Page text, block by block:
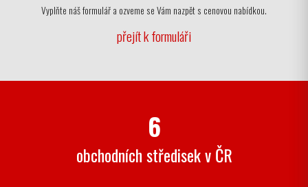
Vyplňte náš formulář a ozveme se Vám nazpět s cenovou nabídkou.
přejít k formuláři
6
obchodních středisek v ČR